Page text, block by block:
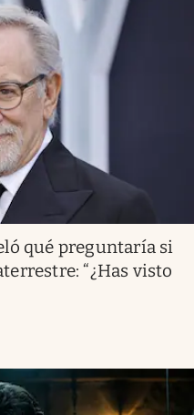
qué preguntaría si
“¿Has visto